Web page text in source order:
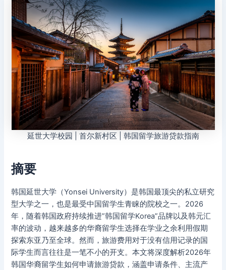
延世大学校园 | 首尔新村区 | 韩国留学旅游贷款指南
摘要
韩国延世大学（Yonsei University）是韩国最顶尖的私立研究
型大学之一，也是最受中国留学生青睐的院校之一。2026
年，随着韩国政府持续推进”韩国留学Korea”品牌以及韩元汇
率的波动，越来越多的华裔留学生选择在学业之余利用假期
探索东亚乃至全球。然而，旅游费用对于没有信用记录的国
际学生而言往往是一笔不小的开支。本文将深度解析2026年
韩国华裔留学生如何申请旅游贷款，涵盖申请条件、主流产